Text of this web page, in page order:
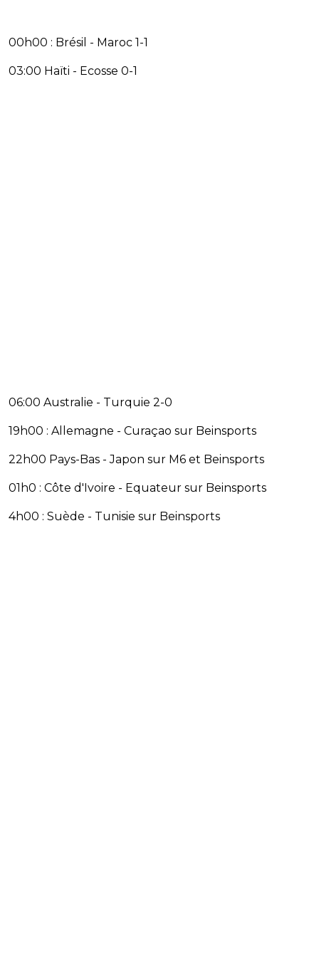
00h00 : Brésil - Maroc 1-1
03:00 Haïti - Ecosse 0-1
06:00 Australie - Turquie 2-0
19h00 : Allemagne - Curaçao sur Beinsports
22h00 Pays-Bas - Japon sur M6 et Beinsports
01h0 : Côte d'Ivoire - Equateur sur Beinsports
4h00 : Suède - Tunisie sur Beinsports